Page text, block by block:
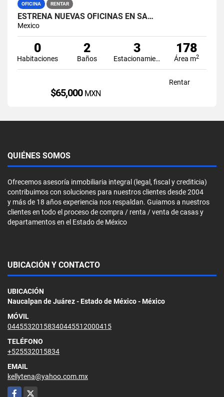
OFICINA RENTAR
ESTRENA NUEVAS OFICINAS EN SA…
Mexico
0
Habitaciones
2
Baños
3
Estacionamiento
178
Área m2
Rentar
$65,000 MXN
QUIÉNES SOMOS
Ofrecemos asesoría inmobiliaria integral (legal, fiscal y crediticia)
contribuimos con soluciones para nuestros clientes desde 2004
y más de 18 años experiencia nos respaldan. Guiamos a nuestros
clientes en todo el proceso de compra / renta / venta de casas y
departamentos en el Estado de México
UBICACIÓN Y CONTACTO
UBICACIÓN
Naucalpan de Juárez - Estado de México - México
MÓVIL
04455320158340445512000415
TELÉFONO
+525532015834
EMAIL
kellytena@yahoo.com.mx
Facebook
X